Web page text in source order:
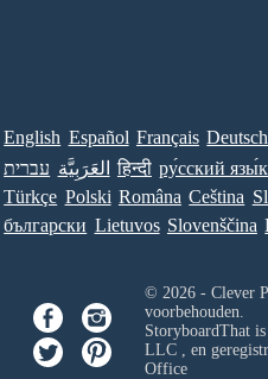
English Español Français Deutsch
עברית العَرَبِيَّة हिन्दी ру́сский язы́к
Türkçe Polski Româna Ceština
български Lietuvos Slovenščina
© 2026 - Clever
voorbehouden.
StoryboardThat
LLC, en
Office